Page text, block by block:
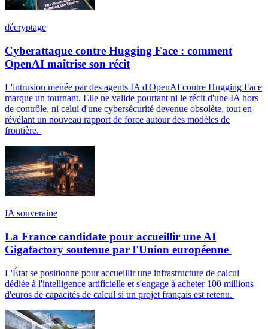
décryptage
Cyberattaque contre Hugging Face : comment
OpenAI maîtrise son récit
L'intrusion menée par des agents IA d'OpenAI contre Hugging Face
marque un tournant. Elle ne valide pourtant ni le récit d'une IA hors
de contrôle, ni celui d'une cybersécurité devenue obsolète, tout en
révélant un nouveau rapport de force autour des modèles de
frontière.
IA souveraine
La France candidate pour accueillir une AI
Gigafactory soutenue par l'Union européenne
L'État se positionne pour accueillir une infrastructure de calcul
dédiée à l'intelligence artificielle et s'engage à acheter 100 millions
d'euros de capacités de calcul si un projet français est retenu.